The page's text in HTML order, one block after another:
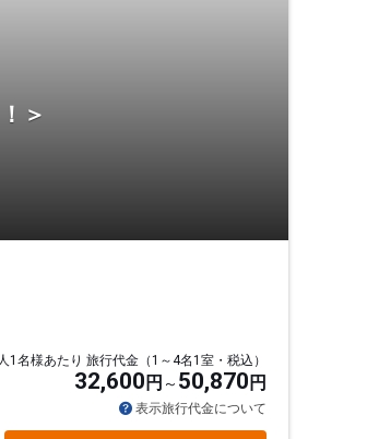
＞
1名様あたり 旅行代金（1～4名1室・税込）
32,600 円 50,870 円
表示旅行代金について